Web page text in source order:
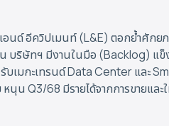
อนด์ อีควิปเมนท์ (L&E) ตอกย้ำศักย
ริษัทฯ มีงานในมือ (Backlog) แข็ง
บเมกะเทรนด์ Data Center และ
น Q3/68 มีรายได้จากการขายและ